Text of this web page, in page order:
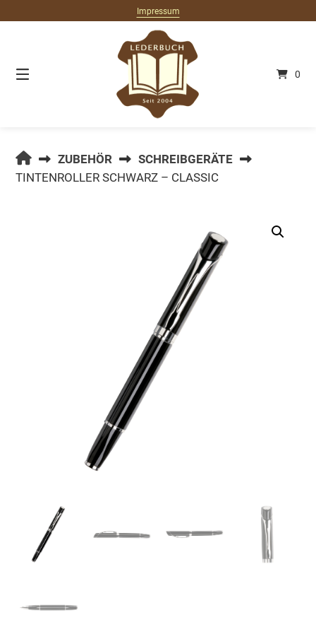
zum
Impressum
0
LEDERBUCH.DE
ZUBEHÖR
SCHREIBGERÄTE
TINTENROLLER SCHWARZ – CLASSIC